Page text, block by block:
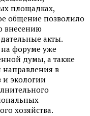
площадках,
общение позволило
внесению
акты.
форуме уже
думы, а также
направления в
и экологии
хозяйства.